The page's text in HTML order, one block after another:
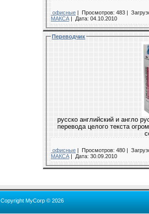
офисные | Просмотров: 483 |
МАКСА | Дата: 04.10.2010
Переводчик
русско английский и англо
перевода целого текста
офисные | Просмотров: 480 |
МАКСА | Дата: 30.09.2010
Copyright MyCorp © 2026